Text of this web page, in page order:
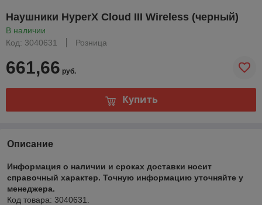
Наушники HyperX Cloud III Wireless (черный)
В наличии
Код: 3040631
Розница
661,66 руб.
Купить
Описание
Информация о наличии и сроках доставки носит
справочный характер. Точную информацию уточняйте у
менеджера.
Код товара: 3040631.